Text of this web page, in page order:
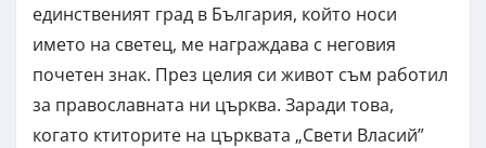
единственият град в България, който носи
името на светец, ме награждава с неговия
почетен знак. През целия си живот съм работил
за православната ни църква. Заради това,
когато ктиторите на църквата „Свети Власий”